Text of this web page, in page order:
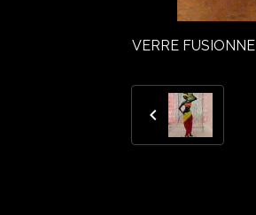
VERRE FUSIONNE